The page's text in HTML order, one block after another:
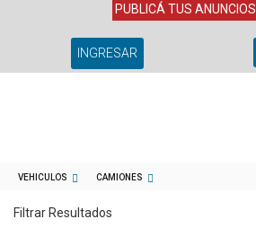
PUBLICÁ TUS ANUNCIOS
INGRESAR
VEHICULOS CAMIONES
Filtrar Resultados